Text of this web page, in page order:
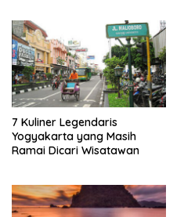
7 Kuliner Legendaris
Yogyakarta yang Masih
Ramai Dicari Wisatawan